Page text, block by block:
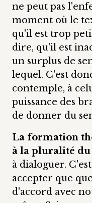
ne peut pas
moment où le
qu'il est trop
dire, qu'il est
un surplus de
lequel. C'est
contemple, à
puissance des
de donner du
La formation
à la pluralité du
à dialoguer.
accepter que
d'accord avec